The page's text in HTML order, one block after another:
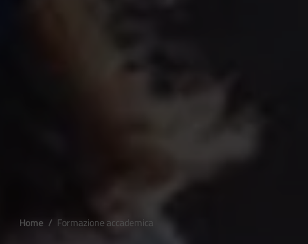
Home / Formazione accademica